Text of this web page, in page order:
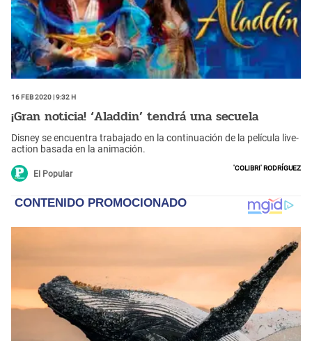
16 Feb 2020 | 9:32 h
¡Gran noticia! ‘Aladdin’ tendrá una secuela
Disney se encuentra trabajado en la continuación de la película live-
action basada en la animación.
El Popular
'Colibri' Rodríguez